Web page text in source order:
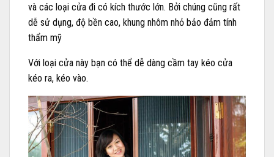
và các loại cửa đi có kích thước lớn. Bởi chúng cũng rất
dễ sử dụng, độ bền cao, khung nhôm nhỏ bảo đảm tính
thẩm mỹ
Với loại cửa này bạn có thể dễ dàng cầm tay kéo cửa
kéo ra, kéo vào.